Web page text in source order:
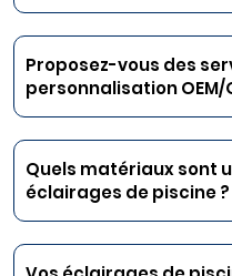
Proposez-vous des
personnalisation OEM/
Quels matériaux sont
éclairages de piscine ?